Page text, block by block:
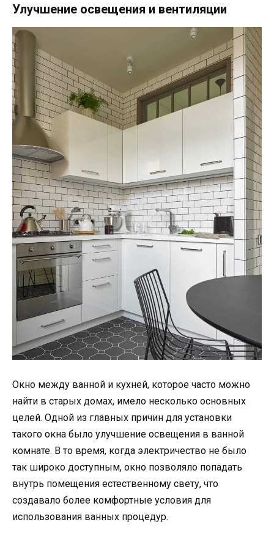
Улучшение освещения и вентиляции
Окно между ванной и кухней, которое часто можно
найти в старых домах, имело несколько основных
целей. Одной из главных причин для установки
такого окна было улучшение освещения в ванной
комнате. В то время, когда электричество не было
так широко доступным, окно позволяло попадать
внутрь помещения естественному свету, что
создавало более комфортные условия для
использования ванных процедур.